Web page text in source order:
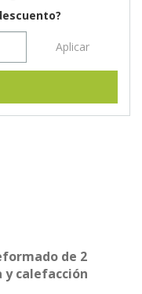
Aplicar
de 2
y calefacción